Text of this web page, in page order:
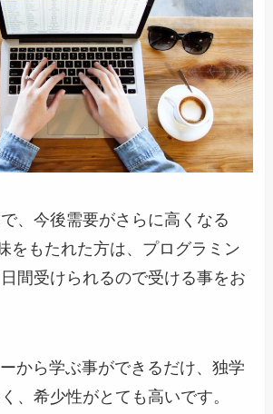
、今後需要がさらに高くなる
をもたれた方は、プログラミン
間受けられるので受ける事をお
から学ぶ事ができるだけ、独学
、希少性がとても高いです。